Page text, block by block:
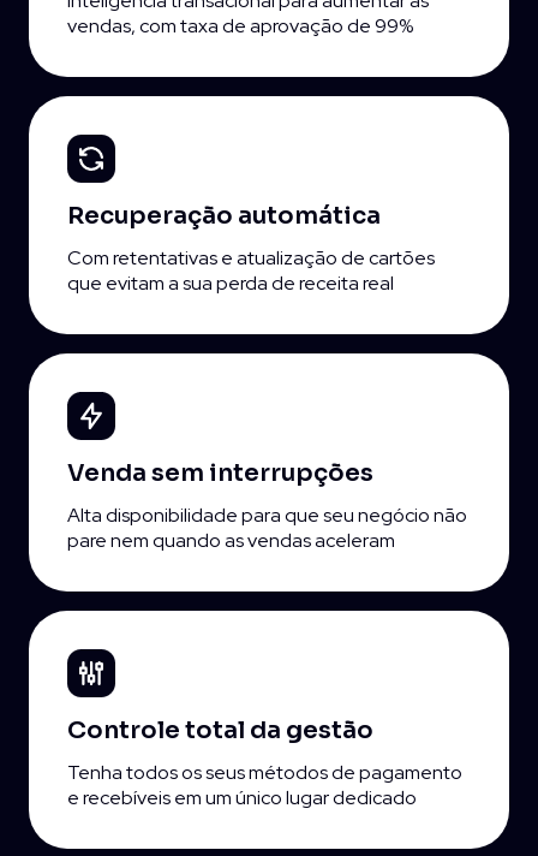
vendas, com taxa de aprovação de 99%
Recuperação automática
Com retentativas e atualização de cartões
que evitam a sua perda de receita real
Venda sem interrupções
Alta disponibilidade para que seu negócio não
pare nem quando as vendas aceleram
Controle total da gestão
Tenha todos os seus métodos de pagamento
e recebíveis em um único lugar dedicado